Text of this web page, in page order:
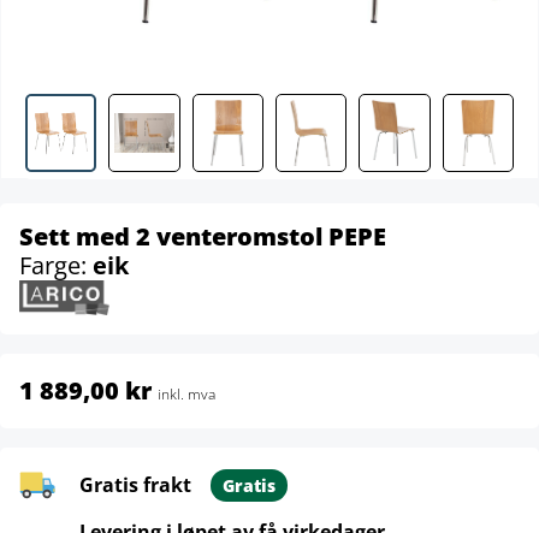
Sett med 2 venteromstol PEPE
Farge: eik
1 889,00 kr inkl. mva
Gratis frakt Gratis